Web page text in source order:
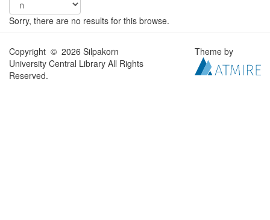
Sorry, there are no results for this browse.
Copyright © 2026 Silpakorn
University Central Library All Rights
Reserved.
Theme by